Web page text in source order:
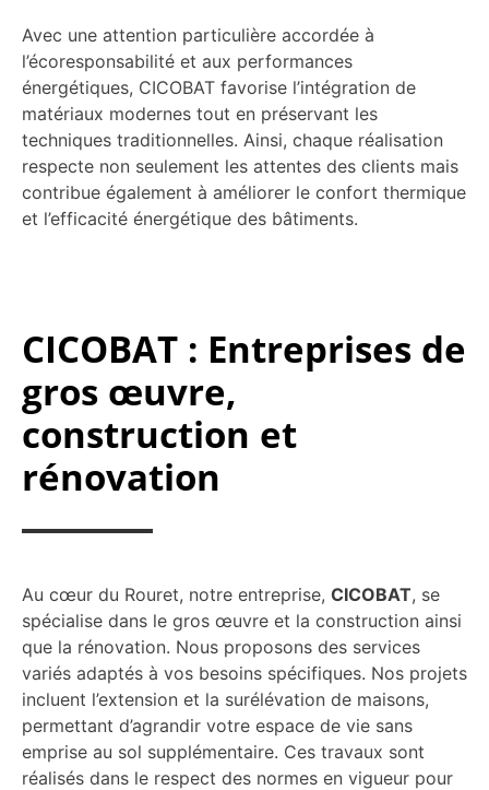
Avec une attention particulière accordée à
l’écoresponsabilité et aux performances
énergétiques, CICOBAT favorise l’intégration de
matériaux modernes tout en préservant les
techniques traditionnelles. Ainsi, chaque réalisation
respecte non seulement les attentes des clients mais
contribue également à améliorer le confort thermique
et l’efficacité énergétique des bâtiments.
CICOBAT : Entreprises de
gros œuvre,
construction et
rénovation
Au cœur du Rouret, notre entreprise, CICOBAT, se
spécialise dans le gros œuvre et la construction ainsi
que la rénovation. Nous proposons des services
variés adaptés à vos besoins spécifiques. Nos projets
incluent l’extension et la surélévation de maisons,
permettant d’agrandir votre espace de vie sans
emprise au sol supplémentaire. Ces travaux sont
réalisés dans le respect des normes en vigueur pour